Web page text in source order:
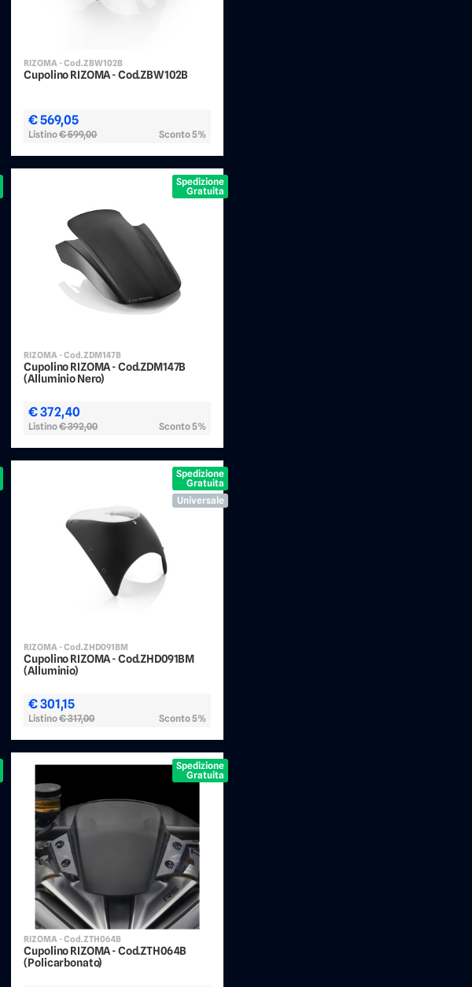
RIZOMA - Cod.ZBW102B
Cupolino RIZOMA - Cod.ZBW102B
€ 569,05
Listino€ 599,00 Sconto 5%
Spedizione
Gratuita
RIZOMA - Cod.ZDM147B
Cupolino RIZOMA - Cod.ZDM147B
(Alluminio Nero)
€ 372,40
Listino€ 392,00 Sconto 5%
Spedizione
Gratuita
Universale
RIZOMA - Cod.ZHD091BM
Cupolino RIZOMA - Cod.ZHD091BM
(Alluminio)
€ 301,15
Listino€ 317,00 Sconto 5%
Spedizione
Gratuita
RIZOMA - Cod.ZTH064B
Cupolino RIZOMA - Cod.ZTH064B
(Policarbonato)